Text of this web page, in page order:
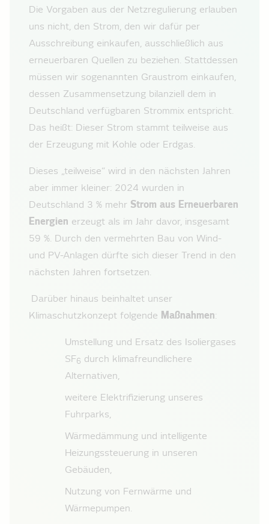
Die Vorgaben aus der Netzregulierung erlauben
uns nicht, den Strom, den wir dafür per
Ausschreibung einkaufen, ausschließlich aus
erneuerbaren Quellen zu beziehen. Stattdessen
müssen wir sogenannten Graustrom einkaufen,
dessen Zusammensetzung bilanziell dem in
Deutschland verfügbaren Strommix entspricht.
Das heißt: Dieser Strom stammt teilweise aus
der Erzeugung mit Kohle oder Erdgas.
Dieses „teilweise“ wird in den nächsten Jahren
aber immer kleiner: 2024 wurden in
Deutschland 3 % mehr Strom aus Erneuerbaren
Energien erzeugt als im Jahr davor, insgesamt
59 %. Durch den vermehrten Bau von Wind-
und PV-Anlagen dürfte sich dieser Trend in den
nächsten Jahren fortsetzen.
Darüber hinaus beinhaltet unser
Klimaschutzkonzept folgende Maßnahmen:
Umstellung und Ersatz des Isoliergases
SF6 durch klimafreundlichere
Alternativen,
weitere Elektrifizierung unseres
Fuhrparks,
Wärmedämmung und intelligente
Heizungssteuerung in unseren
Gebäuden,
Nutzung von Fernwärme und
Wärmepumpen.